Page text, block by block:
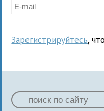
Зарегистрируйтесь,